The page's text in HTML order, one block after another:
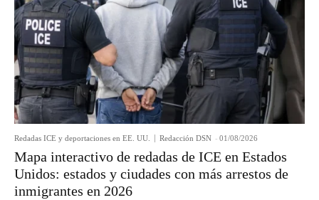
Redadas ICE y deportaciones en EE. UU. Redacción DSN - 01/08/2026
Mapa interactivo de redadas de ICE en Estados
Unidos: estados y ciudades con más arrestos de
inmigrantes en 2026